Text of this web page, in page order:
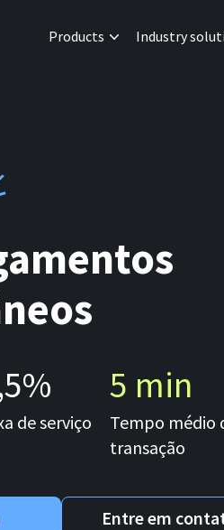
Products
Industry
de serviço
5 min
Tempo médio
transação
Entre em